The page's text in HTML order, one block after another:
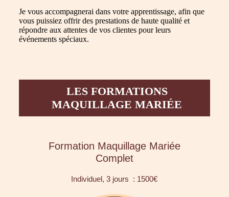
Je vous accompagnerai dans votre apprentissage, afin que
vous puissiez offrir des prestations de haute qualité et
répondre aux attentes de vos clientes pour leurs
événements spéciaux.
LES FORMATIONS
MAQUILLAGE MARIÉE
Formation Maquillage Mariée
Complet
Individuel, 3 jours : 1500€